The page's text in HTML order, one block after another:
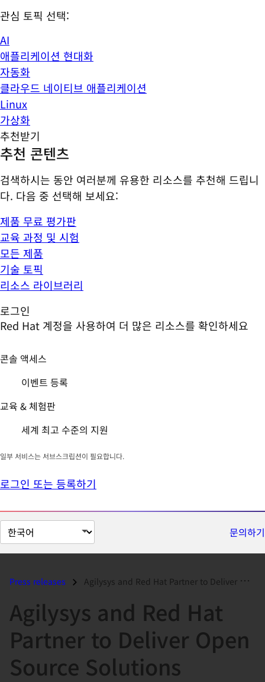
관심 토픽 선택:
AI
애플리케이션 현대화
자동화
클라우드 네이티브 애플리케이션
Linux
가상화
추천받기
추천 콘텐츠
검색하시는 동안 여러분께 유용한 리소스를 추천해 드립니
다. 다음 중 선택해 보세요:
제품 무료 평가판
교육 과정 및 시험
모든 제품
기술 토픽
리소스 라이브러리
로그인
Red Hat 계정을 사용하여 더 많은 리소스를 확인하세요
콘솔 액세스
이벤트 등록
교육 & 체험판
세계 최고 수준의 지원
일부 서비스는 서브스크립션이 필요합니다.
로그인 또는 등록하기
페
이
경
문의하기
Press releases Agilysys and Red Hat Partner to Deliver Open Source Solutions...
Agilysys and Red Hat
Partner to Deliver Open
Source Solutions